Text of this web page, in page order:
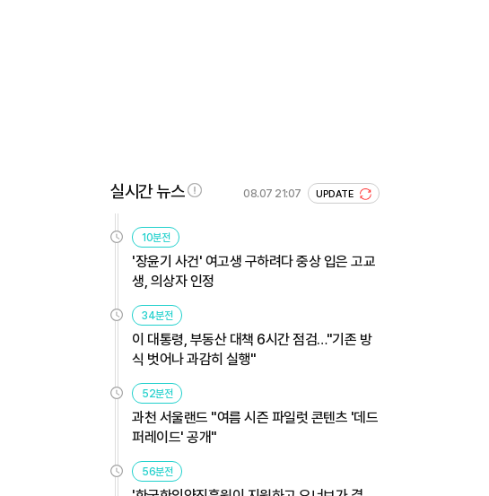
실시간 뉴스 08.07 21:07 UPDATE
10분전
'장윤기 사건' 여고생 구하려다 중상 입은 고교
생, 의상자 인정
34분전
이 대통령, 부동산 대책 6시간 점검…"기존 방
식 벗어나 과감히 실행"
52분전
과천 서울랜드 "여름 시즌 파일럿 콘텐츠 '데드
퍼레이드' 공개"
56분전